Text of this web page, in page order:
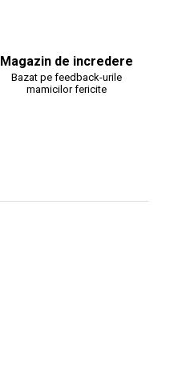
Magazin de incredere
Bazat pe feedback-urile
mamicilor fericite